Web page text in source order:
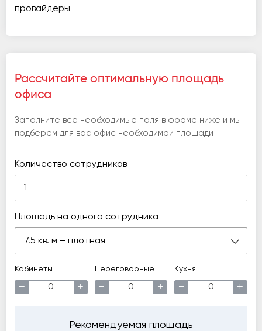
провайдеры
Рассчитайте оптимальную площадь
офиса
Заполните все необходимые поля в форме ниже и мы
подберем для вас офис необходимой площади
Количество сотрудников
Площадь на одного сотрудника
7.5 кв. м – плотная
Кабинеты
− +
Переговорные
− +
Кухня
− +
Рекомендуемая площадь